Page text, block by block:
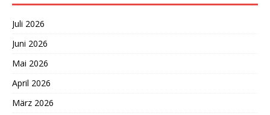
Juli 2026
Juni 2026
Mai 2026
April 2026
März 2026